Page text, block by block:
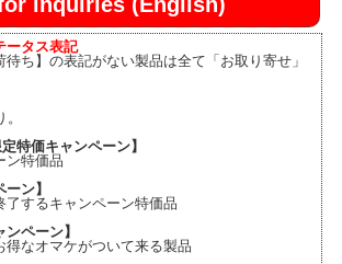
inquiries (English)
ータス表記
待ち】の表記がない製品は全て「お取り寄せ」
特価キャンペーン】
ン特価品
ン】
了するキャンペーン特価品
ンペーン】
得なオマケがついて来る製品